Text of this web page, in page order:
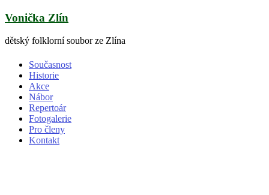
Skip
content
Vonička Zlín
dětský folklorní soubor ze Zlína
Současnost
Historie
Akce
Nábor
Repertoár
Fotogalerie
Pro členy
Kontakt